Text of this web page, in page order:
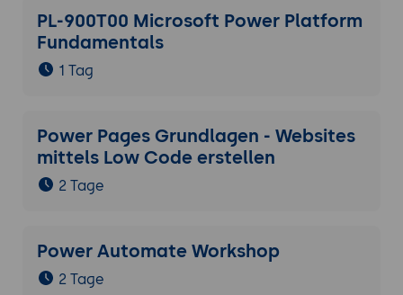
PL-900T00 Microsoft Power Platform
Fundamentals
1 Tag
Power Pages Grundlagen - Websites
mittels Low Code erstellen
2 Tage
Power Automate Workshop
2 Tage